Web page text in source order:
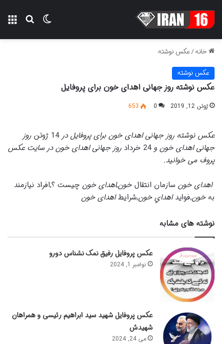
تغییر پوسته
خانه/عکس نوشته
عکس نوشته
عکس نوشته روز جهانی اهدای خون برای پروفایل
ژوئن 12, 2019 0
653
عکس نوشته روز جهانی اهدای خون برای پروفایل در 14 ژوئن
روز
جهانی اهدای خون و 24 خرداد
روز جهانی اهدای خون در سایت عکس
پروف می خوانید.
اهدای خون سازمان انتقالخون,اهدای خون چیست ؟,افراد نیازمند
بهخون,فوايداهداي خون,شرایطاهدای خون
نوشته های مشابه
عکس پروفایل رفیق نمک نشناس دورو
نوامبر 1, 2024
عکس پروفایل شهید سید ابراهیم رئیسی و همراهان
شهیدش
می 24, 2024